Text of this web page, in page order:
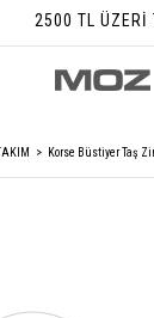
2500 TL ÜZERI
TAKIM Korse Büstiyer Taş